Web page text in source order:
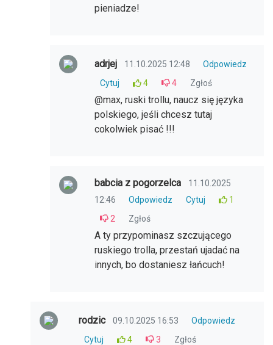
pieniadze!
adrjej 11.10.2025 12:48
Odpowiedz
Cytuj
4 4 Zgłoś
@max, ruski trollu, naucz się języka
polskiego, jeśli chcesz tutaj
cokolwiek pisać !!!
babcia z pogorzelca
11.10.2025
12:46
Odpowiedz Cytuj
1
2
Zgłoś
A ty przypominasz szczującego
ruskiego trolla, przestań ujadać na
innych, bo dostaniesz łańcuch!
rodzic 09.10.2025 16:53
Odpowiedz
Cytuj
4 3 Zgłoś